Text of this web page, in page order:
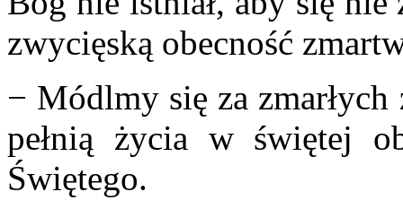
zwycięską obecność
− Módlmy się za
pełnią życia w świętej
Świętego.